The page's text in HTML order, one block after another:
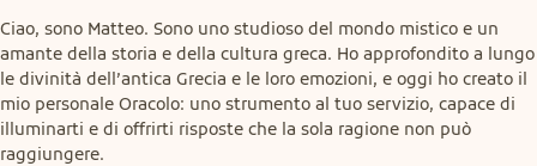
Ciao, sono Matteo. Sono uno studioso del mondo mistico e un
amante della storia e della cultura greca. Ho approfondito a lungo
le divinità dell’antica Grecia e le loro emozioni, e oggi ho creato il
mio personale Oracolo: uno strumento al tuo servizio, capace di
illuminarti e di offrirti risposte che la sola ragione non può
raggiungere.